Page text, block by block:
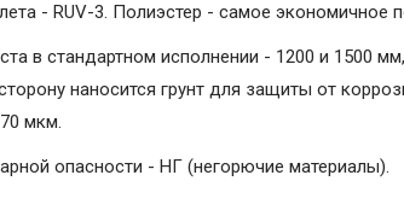
- RUV-3. Полиэстер - самое
в стандартном исполнении - 1200 и 1500
наносится грунт для защиты от
мкм.
опасности - НГ (негорючие материалы).